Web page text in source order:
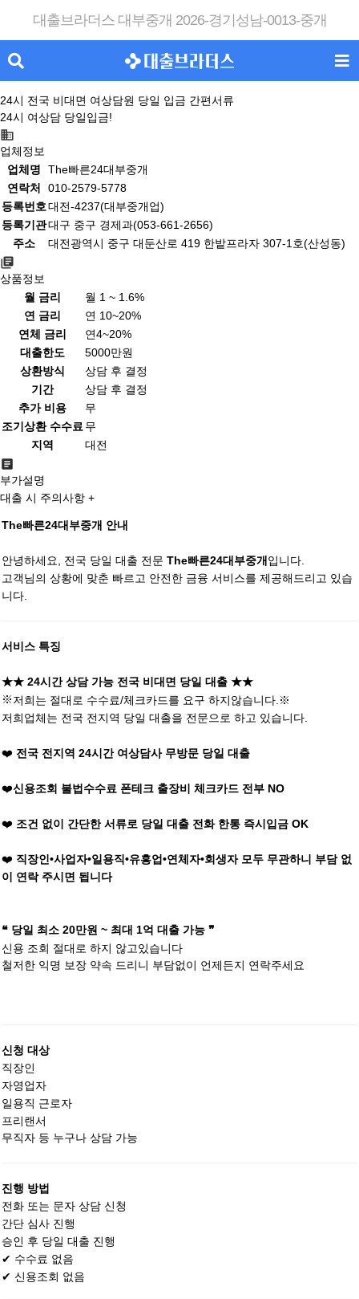
대출브라더스 대부중개 2026-경기성남-0013-중개
24시 전국 비대면 여상담원 당일 입금 간편서류
24시 여상담 당일입금!
업체정보
업체명
The빠른24대부중개
연락처
010-2579-5778
등록번호대전-4237(대부중개업)
등록기관대구 중구 경제과(053-661-2656)
주소
대전광역시 중구 대둔산로 419 한밭프라자 307-1호(산성동)
상품정보
월 금리
월 1 ~ 1.6%
연 금리
연 10~20%
연체 금리
연4~20%
대출한도
5000만원
상환방식
상담 후 결정
기간
상담 후 결정
추가 비용
무
조기상환 수수료 무
지역
대전
부가설명
대출 시 주의사항 +
The빠른24대부중개 안내
안녕하세요, 전국 당일 대출 전문 The빠른24대부중개 입니다.
고객님의 상황에 맞춘 빠르고 안전한 금융 서비스를 제공해드리고 있습
니다.
서비스 특징
★★ 24시간 상담 가능 전국 비대면 당일 대출 ★★
※저희는 절대로 수수료/체크카드를 요구 하지않습니다 ※
저희업체는 전국 전지역 당일 대출을 전문으로 하고 있습니다.
❤️ 전국 전지역 24시간 여상담사 무방문 당일 대출
❤️신용조회 불법수수료 폰테크 출장비 체크카드 전부 NO
❤️ 조건 없이 간단한 서류로 당일 대출 전화 한통 즉시입금 OK
❤️ 직장인•사업자•일용직•유흥업•연체자•회생자 모두 무관하니 부담 없
이 연락 주시면 됩니다
❝ 당일 최소 20만원 ~ 최대 1억 대출 가능 ❞
신용 조회 절대로 하지 않고있습니다
철저한 익명 보장 약속 드리니 부담없이 언제든지 연락주세요
신청 대상
직장인
자영업자
일용직 근로자
프리랜서
무직자 등 누구나 상담 가능
진행 방법
전화 또는 문자 상담 신청
간단 심사 진행
승인 후 당일 대출 진행
✔ 수수료 없음
✔ 신용조회 없음